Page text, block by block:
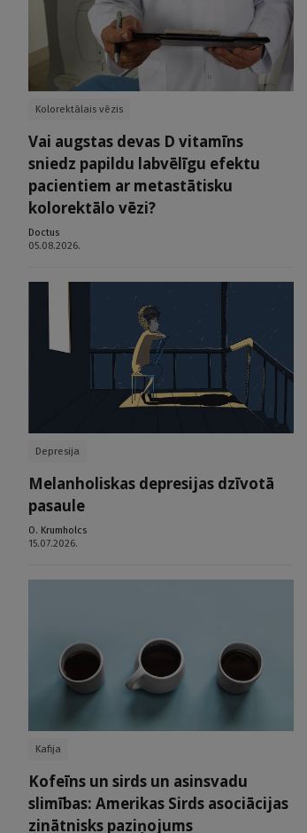
Kolorektālais vēzis
Vai augstas devas D vitamīns
sniedz papildu labvēlīgu efektu
pacientiem ar metastātisku
kolorektālo vēzi?
Doctus
05.08.2026.
Depresija
Melanholiskas depresijas dzīvotā
pasaule
O. Krumholcs
15.07.2026.
Kafija
Kofeīns un sirds un asinsvadu
slimības: Amerikas Sirds asociācijas
zinātnisks paziņojums